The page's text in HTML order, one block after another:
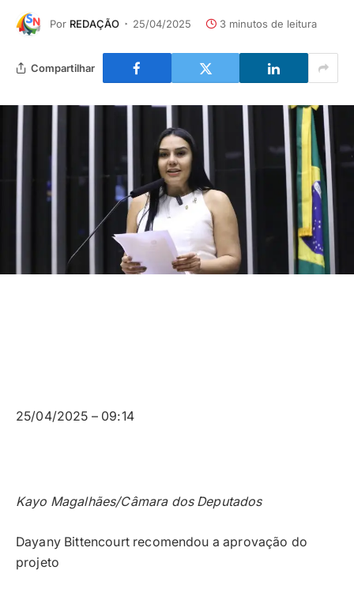
Por REDAÇÃO 25/04/2025 3 minutos de leitura
Compartilhar
25/04/2025 – 09:14
Kayo Magalhães/Câmara dos Deputados
Dayany Bittencourt recomendou a aprovação do
projeto